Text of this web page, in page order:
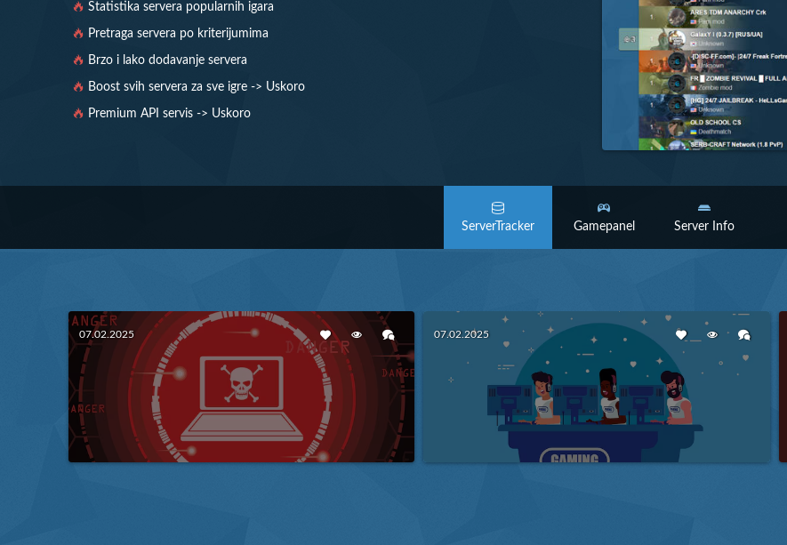
Statistika servera popularnih igara
Pretraga servera po kriterijumima
Brzo i lako dodavanje servera
Boost svih servera za sve igre -> Uskoro
Premium API servis -> Uskoro
ServerTracker Gamepanel Server Info
07.02.2025 07.02.2025